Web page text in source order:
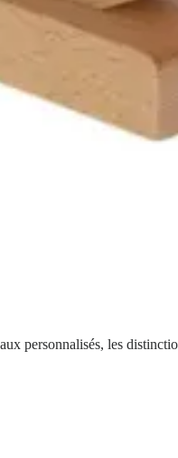
personnalisés, les